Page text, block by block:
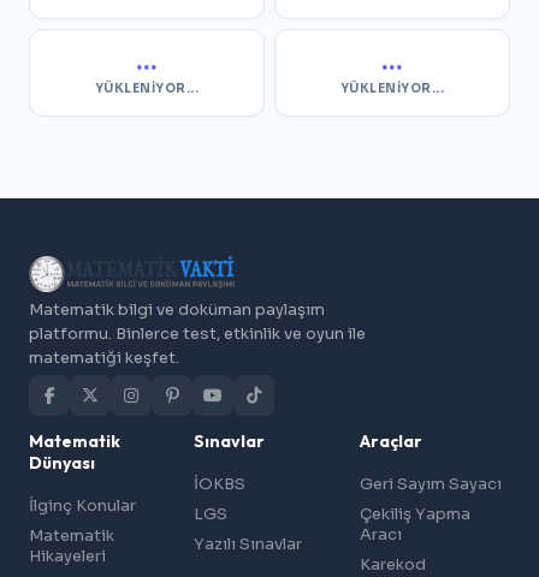
...
YÜKLENIYOR...
...
YÜKLENIYOR...
Matematik bilgi ve doküman paylaşım
platformu. Binlerce test, etkinlik ve oyun ile
matematiği keşfet.
Matematik
Dünyası
İlginç Konular
Matematik
Hikayeleri
Sınavlar
İOKBS
LGS
Yazılı Sınavlar
Araçlar
Geri Sayım Sayacı
Çekiliş Yapma
Aracı
Karekod